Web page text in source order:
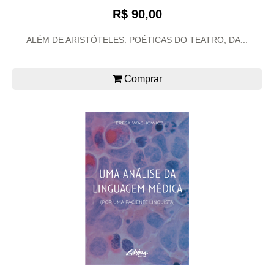
R$ 90,00
ALÉM DE ARISTÓTELES: POÉTICAS DO TEATRO, DA...
Comprar